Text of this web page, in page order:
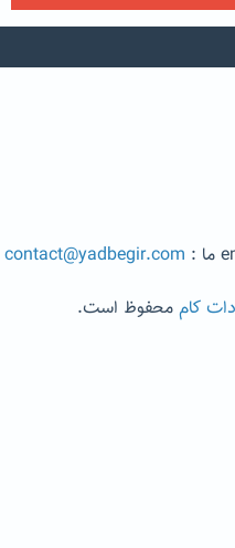
contact@yadbegir.com
کام محفوظ است.